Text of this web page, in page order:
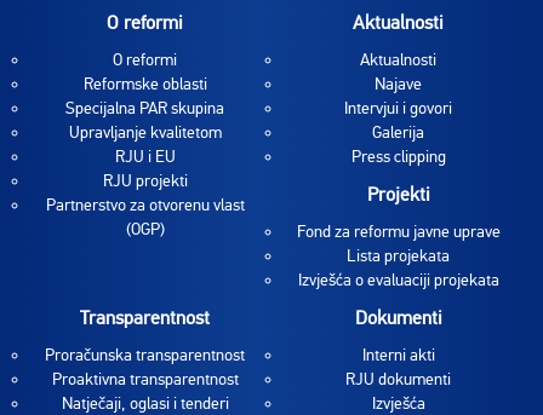
O reformi
O reformi
Reformske oblasti
Specijalna PAR skupina
Upravljanje kvalitetom
RJU i EU
RJU projekti
Partnerstvo za otvorenu vlast
(OGP)
Aktualnosti
Aktualnosti
Najave
Intervjui i govori
Galerija
Press clipping
Projekti
Fond za reformu javne uprave
Lista projekata
Izvješća o evaluaciji projekata
Transparentnost
Proračunska transparentnost
Proaktivna transparentnost
Natječaji, oglasi i tenderi
Dokumenti
Interni akti
RJU dokumenti
Izvješća